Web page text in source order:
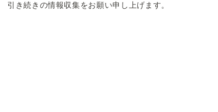
引き続きの情報収集をお願い申し上げます。